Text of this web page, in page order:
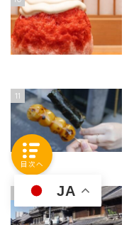
11
JA
目次へ